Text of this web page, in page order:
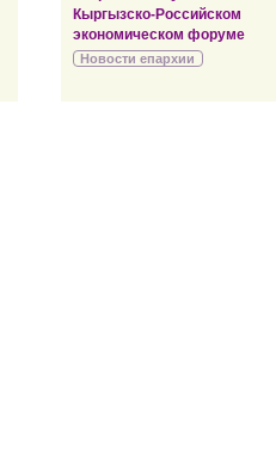
Кыргызско-Российском
экономическом форуме
Новости епархии